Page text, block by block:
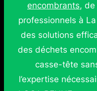
encombrants,
professionnels à
des solutions
des déchets
casse-tête
l’expertise